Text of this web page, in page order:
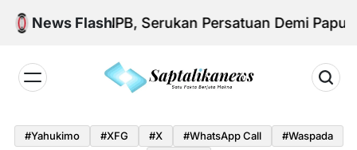
Skip
News Flash
Aksi KNPB, Serukan Persatuan Demi Papua yang
#yahukimo #XFG #x #WhatsApp Call
#waspada